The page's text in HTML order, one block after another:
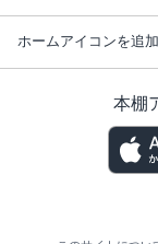
ホームアイコンを追加
本棚